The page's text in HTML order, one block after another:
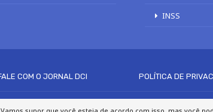
INSS
COM O JORNAL DCI POLÍTICA DE